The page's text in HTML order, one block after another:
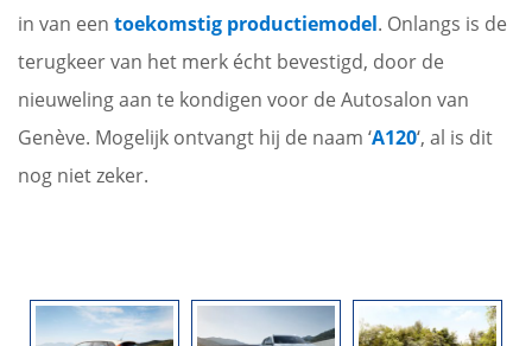
in van een toekomstig productiemodel. Onlangs is de
terugkeer van het merk écht bevestigd, door de
nieuweling aan te kondigen voor de Autosalon van
Genève. Mogelijk ontvangt hij de naam ‘A120‘, al is dit
nog niet zeker.